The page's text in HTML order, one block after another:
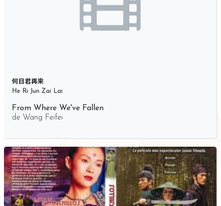
何日君再来
He Ri Jun Zai Lai
From Where We've Fallen
de Wang Feifei